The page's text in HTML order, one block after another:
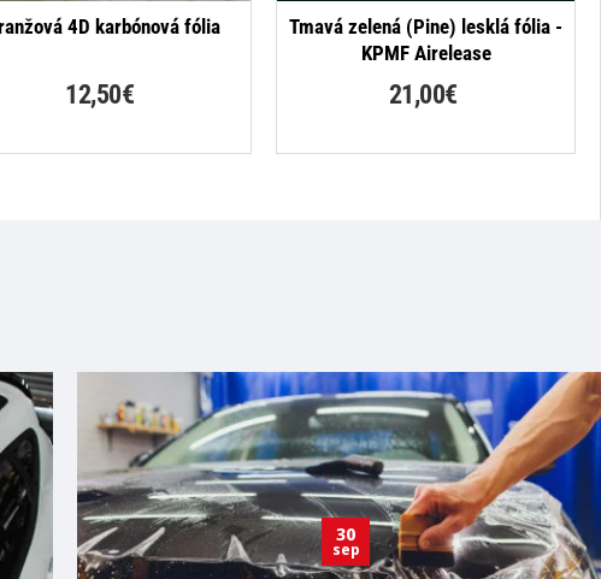
4D karbónová fólia
12,50€
Tmavá zelená (Pine) lesklá fólia -
KPMF Airelease
21,00€
30
sep